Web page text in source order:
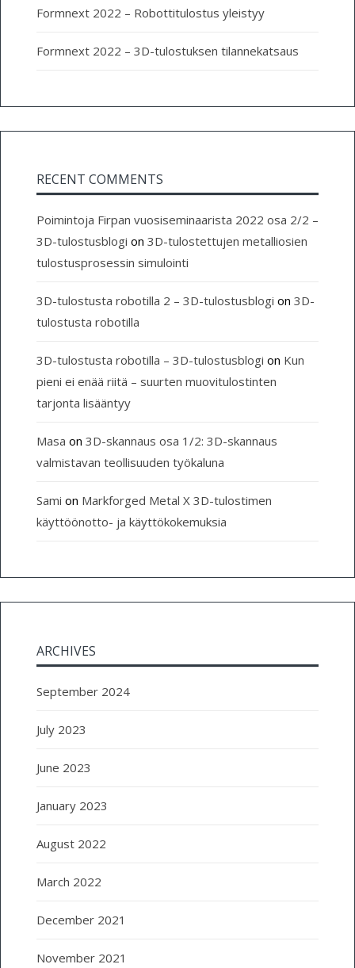
Formnext 2022 – Robottitulostus yleistyy
Formnext 2022 – 3D-tulostuksen tilannekatsaus
RECENT COMMENTS
Poimintoja Firpan vuosiseminaarista 2022 osa 2/2 –
3D-tulostusblogi on 3D-tulostettujen metalliosien
tulostusprosessin simulointi
3D-tulostusta robotilla 2 – 3D-tulostusblogi on 3D-
tulostusta robotilla
3D-tulostusta robotilla – 3D-tulostusblogi on Kun
pieni ei enää riitä – suurten muovitulostinten
tarjonta lisääntyy
Masa on 3D-skannaus osa 1/2: 3D-skannaus
valmistavan teollisuuden työkaluna
Sami on Markforged Metal X 3D-tulostimen
käyttöönotto- ja käyttökokemuksia
ARCHIVES
September 2024
July 2023
June 2023
January 2023
August 2022
March 2022
December 2021
November 2021